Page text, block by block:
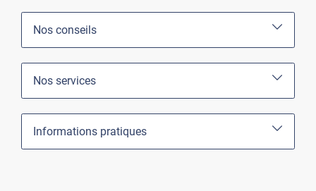
Nos conseils
Nos services
Informations pratiques